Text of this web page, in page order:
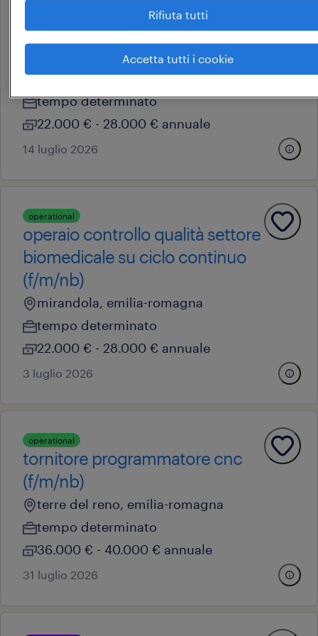
addetto al controllo qualità
carpi, emilia-romagna
tempo determinato
22.000 € - 28.000 € annuale
14 luglio 2026
operational
operaio controllo qualità settore
biomedicale su ciclo continuo
(f/m/nb)
mirandola, emilia-romagna
tempo determinato
22.000 € - 28.000 € annuale
3 luglio 2026
operational
tornitore programmatore cnc
(f/m/nb)
terre del reno, emilia-romagna
tempo determinato
36.000 € - 40.000 € annuale
31 luglio 2026
Rifiuta tutti
Accetta tutti i cookie